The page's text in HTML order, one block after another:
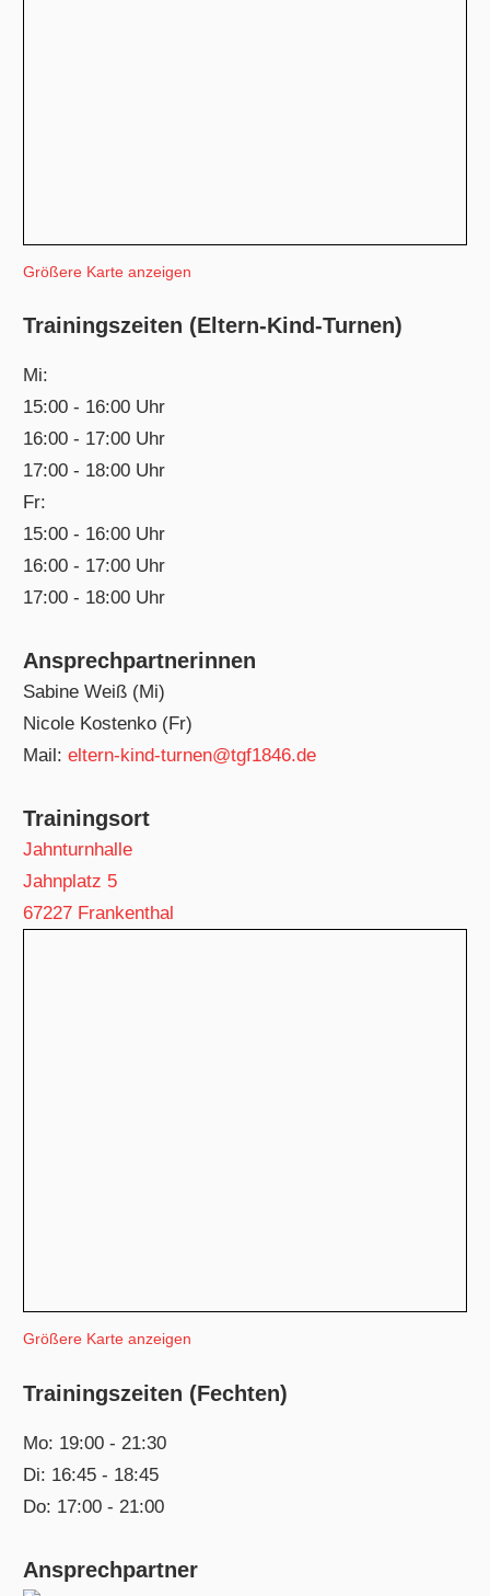
Größere Karte anzeigen
Trainingszeiten (Eltern-Kind-Turnen)
Mi:
15:00 - 16:00 Uhr
16:00 - 17:00 Uhr
17:00 - 18:00 Uhr
Fr:
15:00 - 16:00 Uhr
16:00 - 17:00 Uhr
17:00 - 18:00 Uhr
Ansprechpartnerinnen
Sabine Weiß (Mi)
Nicole Kostenko (Fr)
Mail:eltern-kind-turnen@tgf1846.de
Trainingsort
Jahnturnhalle
Jahnplatz 5
67227 Frankenthal
Größere Karte anzeigen
Trainingszeiten (Fechten)
Mo: 19:00 - 21:30
Di: 16:45 - 18:45
Do: 17:00 - 21:00
Ansprechpartner